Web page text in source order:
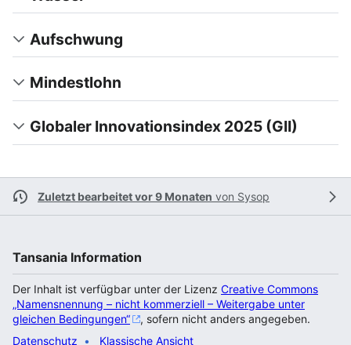
Aufschwung
Mindestlohn
Globaler Innovationsindex 2025 (GII)
Zuletzt bearbeitet vor 9 Monaten von Sysop
Tansania Information
Der Inhalt ist verfügbar unter der Lizenz Creative Commons
„Namensnennung – nicht kommerziell – Weitergabe unter
gleichen Bedingungen“
, sofern nicht anders angegeben.
Datenschutz
Klassische Ansicht